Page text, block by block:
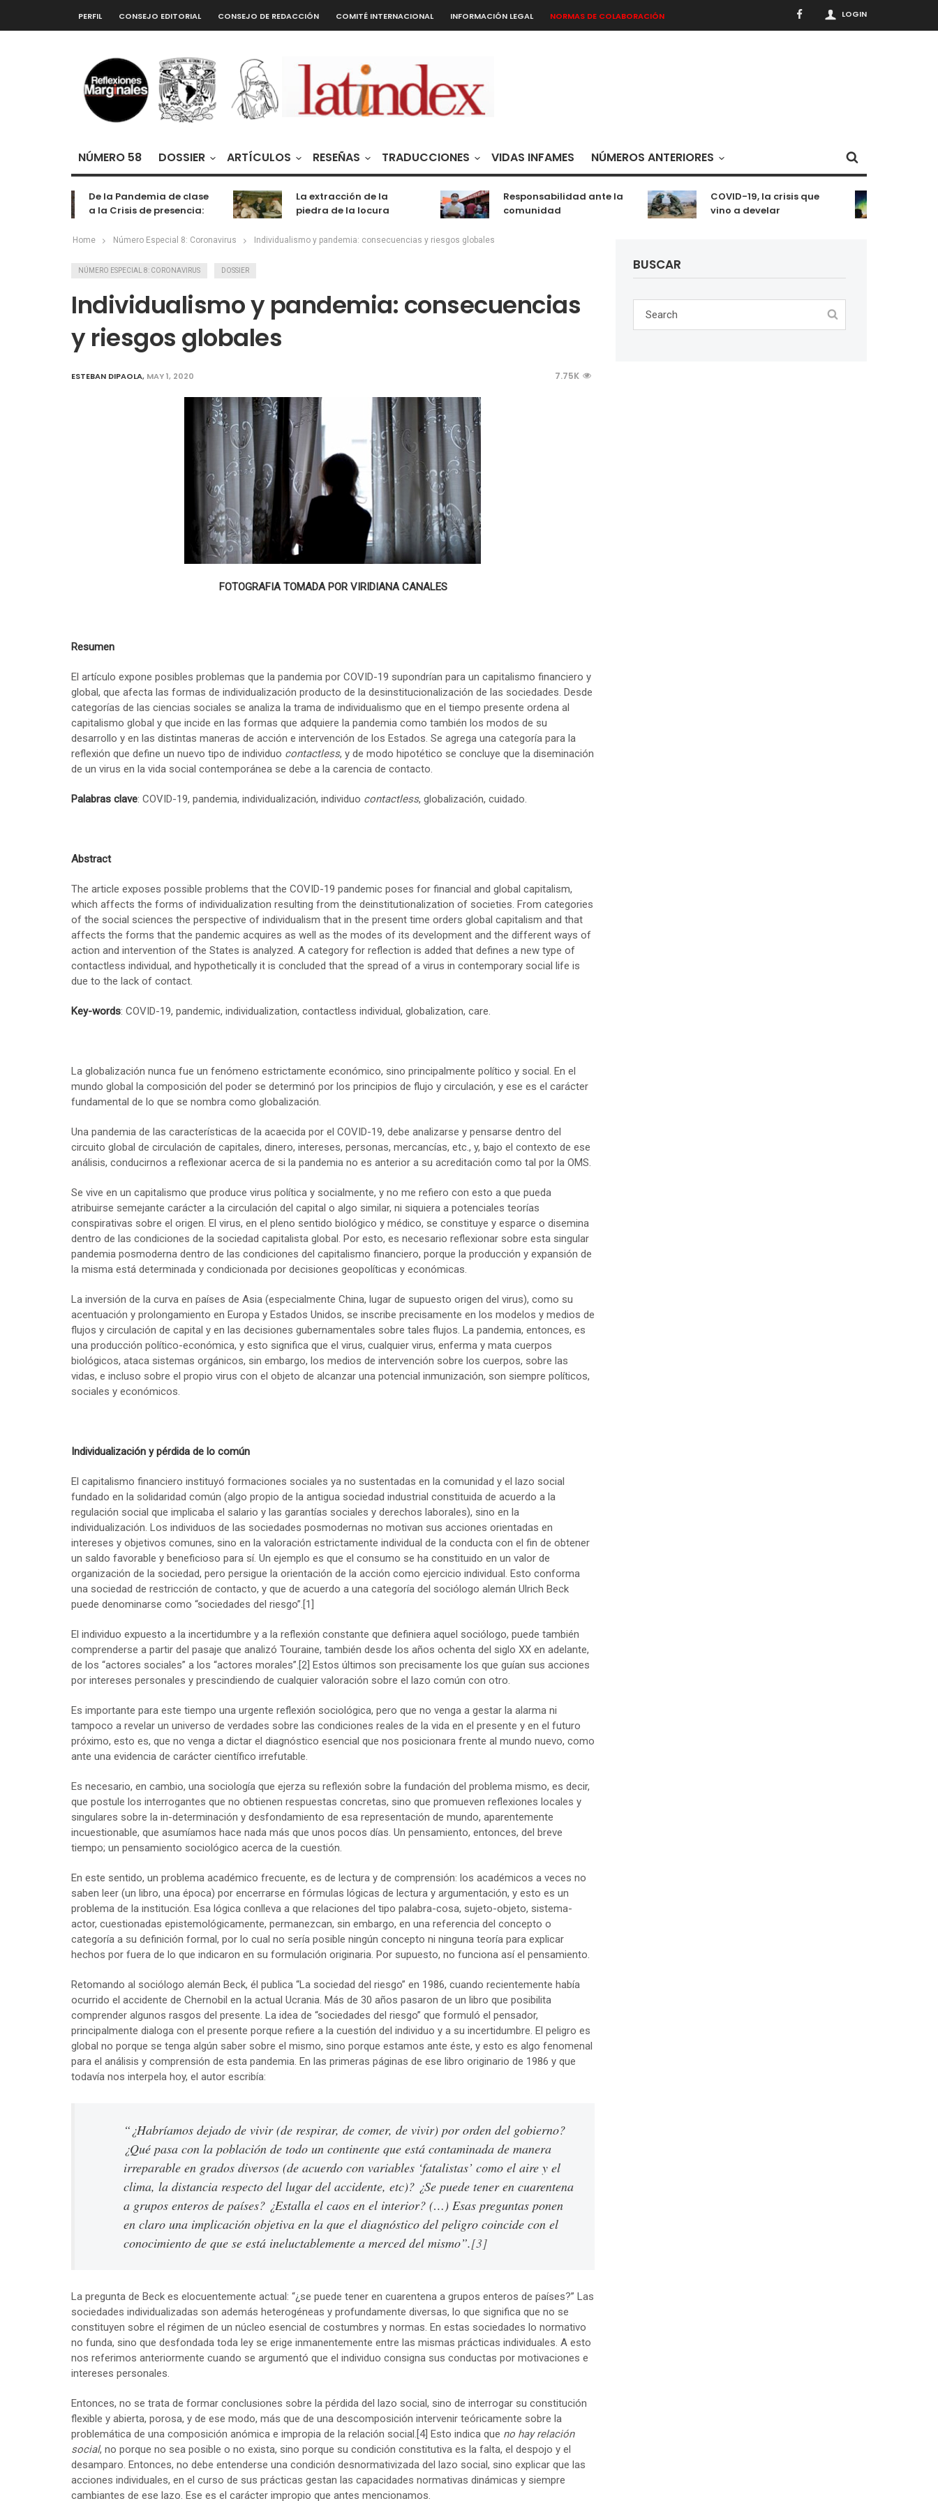
LOGIN
PERFIL CONSEJO EDITORIAL CONSEJO DE REDACCIÓN COMITÉ INTERNACIONAL INFORMACIÓN LEGAL NORMAS DE COLABORACIÓN
NÚMERO 58 DOSSIER ARTÍCULOS RESEÑAS TRADUCCIONES VIDAS INFAMES NÚMEROS ANTERIORES
De la Pandemia de clase
a la Crisis de presencia:
entretenimiento
La extracción de la
piedra de la locura
Responsabilidad ante la
comunidad
COVID-19, la crisis que
vino a develar
Home Número Especial 8: Coronavirus Individualismo y pandemia: consecuencias y riesgos globales
NÚMERO ESPECIAL 8: CORONAVIRUS DOSSIER
Individualismo y pandemia: consecuencias
y riesgos globales
ESTEBAN DIPAOLA, MAY 1, 2020 7.75K
FOTOGRAFIA TOMADA POR VIRIDIANA CANALES
Resumen
El artículo expone posibles problemas que la pandemia por COVID-19 supondrían para un capitalismo financiero y
global, que afecta las formas de individualización producto de la desinstitucionalización de las sociedades. Desde
categorías de las ciencias sociales se analiza la trama de individualismo que en el tiempo presente ordena al
capitalismo global y que incide en las formas que adquiere la pandemia como también los modos de su
desarrollo y en las distintas maneras de acción e intervención de los Estados. Se agrega una categoría para la
reflexión que define un nuevo tipo de individuo contactless, y de modo hipotético se concluye que la diseminación
de un virus en la vida social contemporánea se debe a la carencia de contacto.
Palabras clave: COVID-19, pandemia, individualización, individuo contactless, globalización, cuidado.
Abstract
The article exposes possible problems that the COVID-19 pandemic poses for financial and global capitalism,
which affects the forms of individualization resulting from the deinstitutionalization of societies. From categories
of the social sciences the perspective of individualism that in the present time orders global capitalism and that
affects the forms that the pandemic acquires as well as the modes of its development and the different ways of
action and intervention of the States is analyzed. A category for reflection is added that defines a new type of
contactless individual, and hypothetically it is concluded that the spread of a virus in contemporary social life is
due to the lack of contact.
Key-words: COVID-19, pandemic, individualization, contactless individual, globalization, care.
La globalización nunca fue un fenómeno estrictamente económico, sino principalmente político y social. En el
mundo global la composición del poder se determinó por los principios de flujo y circulación, y ese es el carácter
fundamental de lo que se nombra como globalización.
Una pandemia de las características de la acaecida por el COVID-19, debe analizarse y pensarse dentro del
circuito global de circulación de capitales, dinero, intereses, personas, mercancías, etc., y, bajo el contexto de ese
análisis, conducirnos a reflexionar acerca de si la pandemia no es anterior a su acreditación como tal por la OMS.
Se vive en un capitalismo que produce virus política y socialmente, y no me refiero con esto a que pueda
atribuirse semejante carácter a la circulación del capital o algo similar, ni siquiera a potenciales teorías
conspirativas sobre el origen. El virus, en el pleno sentido biológico y médico, se constituye y esparce o disemina
dentro de las condiciones de la sociedad capitalista global. Por esto, es necesario reflexionar sobre esta singular
pandemia posmoderna dentro de las condiciones del capitalismo financiero, porque la producción y expansión de
la misma está determinada y condicionada por decisiones geopolíticas y económicas.
La inversión de la curva en países de Asia (especialmente China, lugar de supuesto origen del virus), como su
acentuación y prolongamiento en Europa y Estados Unidos, se inscribe precisamente en los modelos y medios de
flujos y circulación de capital y en las decisiones gubernamentales sobre tales flujos. La pandemia, entonces, es
una producción político-económica, y esto significa que el virus, cualquier virus, enferma y mata cuerpos
biológicos, ataca sistemas orgánicos, sin embargo, los medios de intervención sobre los cuerpos, sobre las
vidas, e incluso sobre el propio virus con el objeto de alcanzar una potencial inmunización, son siempre políticos,
sociales y económicos.
Individualización y pérdida de lo común
El capitalismo financiero instituyó formaciones sociales ya no sustentadas en la comunidad y el lazo social
fundado en la solidaridad común (algo propio de la antigua sociedad industrial constituida de acuerdo a la
regulación social que implicaba el salario y las garantías sociales y derechos laborales), sino en la
individualización. Los individuos de las sociedades posmodernas no motivan sus acciones orientadas en
intereses y objetivos comunes, sino en la valoración estrictamente individual de la conducta con el fin de obtener
un saldo favorable y beneficioso para sí. Un ejemplo es que el consumo se ha constituido en un valor de
organización de la sociedad, pero persigue la orientación de la acción como ejercicio individual. Esto conforma
una sociedad de restricción de contacto, y que de acuerdo a una categoría del sociólogo alemán Ulrich Beck
puede denominarse como “sociedades del riesgo”.[1]
El individuo expuesto a la incertidumbre y a la reflexión constante que definiera aquel sociólogo, puede también
comprenderse a partir del pasaje que analizó Touraine, también desde los años ochenta del siglo XX en adelante,
de los “actores sociales” a los “actores morales”.[2] Estos últimos son precisamente los que guían sus acciones
por intereses personales y prescindiendo de cualquier valoración sobre el lazo común con otro.
Es importante para este tiempo una urgente reflexión sociológica, pero que no venga a gestar la alarma ni
tampoco a revelar un universo de verdades sobre las condiciones reales de la vida en el presente y en el futuro
próximo, esto es, que no venga a dictar el diagnóstico esencial que nos posicionara frente al mundo nuevo, como
ante una evidencia de carácter científico irrefutable.
Es necesario, en cambio, una sociología que ejerza su reflexión sobre la fundación del problema mismo, es decir,
que postule los interrogantes que no obtienen respuestas concretas, sino que promueven reflexiones locales y
singulares sobre la in-determinación y desfondamiento de esa representación de mundo, aparentemente
incuestionable, que asumíamos hace nada más que unos pocos días. Un pensamiento, entonces, del breve
tiempo; un pensamiento sociológico acerca de la cuestión.
En este sentido, un problema académico frecuente, es de lectura y de comprensión: los académicos a veces no
saben leer (un libro, una época) por encerrarse en fórmulas lógicas de lectura y argumentación, y esto es un
problema de la institución. Esa lógica conlleva a que relaciones del tipo palabra-cosa, sujeto-objeto, sistema-
actor, cuestionadas epistemológicamente, permanezcan, sin embargo, en una referencia del concepto o
categoría a su definición formal, por lo cual no sería posible ningún concepto ni ninguna teoría para explicar
hechos por fuera de lo que indicaron en su formulación originaria. Por supuesto, no funciona así el pensamiento.
Retomando al sociólogo alemán Beck, él publica “La sociedad del riesgo” en 1986, cuando recientemente había
ocurrido el accidente de Chernobil en la actual Ucrania. Más de 30 años pasaron de un libro que posibilita
comprender algunos rasgos del presente. La idea de “sociedades del riesgo” que formuló el pensador,
principalmente dialoga con el presente porque refiere a la cuestión del individuo y a su incertidumbre. El peligro es
global no porque se tenga algún saber sobre el mismo, sino porque estamos ante éste, y esto es algo fenomenal
para el análisis y comprensión de esta pandemia. En las primeras páginas de ese libro originario de 1986 y que
todavía nos interpela hoy, el autor escribía:
“¿Habríamos dejado de vivir (de respirar, de comer, de vivir) por orden del gobierno?
¿Qué pasa con la población de todo un continente que está contaminada de manera
irreparable en grados diversos (de acuerdo con variables ‘fatalistas’ como el aire y el
clima, la distancia respecto del lugar del accidente, etc)? ¿Se puede tener en cuarentena
a grupos enteros de países? ¿Estalla el caos en el interior? (…) Esas preguntas ponen
en claro una implicación objetiva en la que el diagnóstico del peligro coincide con el
conocimiento de que se está ineluctablemente a merced del mismo”.[3]
La pregunta de Beck es elocuentemente actual: “¿se puede tener en cuarentena a grupos enteros de países?” Las
sociedades individualizadas son además heterogéneas y profundamente diversas, lo que significa que no se
constituyen sobre el régimen de un núcleo esencial de costumbres y normas. En estas sociedades lo normativo
no funda, sino que desfondada toda ley se erige inmanentemente entre las mismas prácticas individuales. A esto
nos referimos anteriormente cuando se argumentó que el individuo consigna sus conductas por motivaciones e
intereses personales.
Entonces, no se trata de formar conclusiones sobre la pérdida del lazo social, sino de interrogar su constitución
flexible y abierta, porosa, y de ese modo, más que de una descomposición intervenir teóricamente sobre la
problemática de una composición anómica e impropia de la relación social.[4] Esto indica que no hay relación
social, no porque no sea posible o no exista, sino porque su condición constitutiva es la falta, el despojo y el
desamparo. Entonces, no debe entenderse una condición desnormativizada del lazo social, sino explicar que las
acciones individuales, en el curso de sus prácticas gestan las capacidades normativas dinámicas y siempre
cambiantes de ese lazo. Ese es el carácter impropio que antes mencionamos.
BUSCAR